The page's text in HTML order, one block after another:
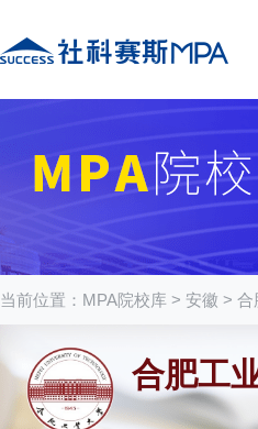
当前位置： MPA院校库 > 安徽 > 合
合肥工